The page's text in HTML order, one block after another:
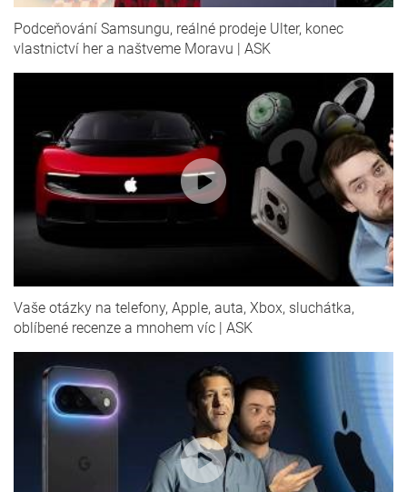
Podceňování Samsungu, reálné prodeje Ulter, konec
vlastnictví her a naštveme Moravu | ASK
Vaše otázky na telefony, Apple, auta, Xbox, sluchátka,
oblíbené recenze a mnohem víc | ASK